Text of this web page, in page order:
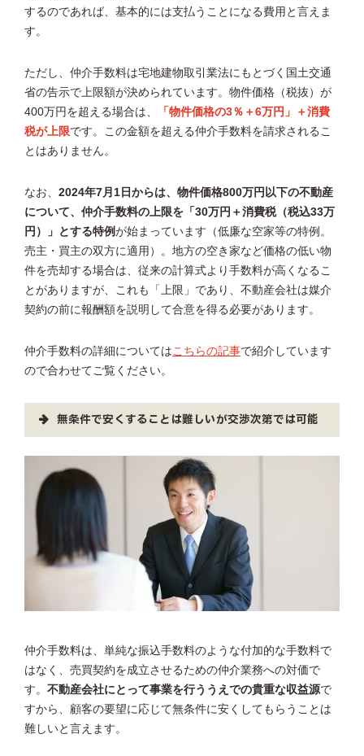
するのであれば、基本的には支払うことになる費用と言えま
す。
ただし、仲介手数料は宅地建物取引業法にもとづく国土交通
省の告示で上限額が決められています。物件価格（税抜）が
400万円を超える場合は、
「物件価格の3％＋6万円」＋消費
税が上限です。この金額を超える仲介手数料を請求されるこ
とはありません。
なお、 2024年7月1日からは、物件価格800万円以下の不動産
について、仲介手数料の上限を「30万円＋消費税（税込33万
円）」とする特例が始まっています（低廉な空家等の特例。
売主・買主の双方に適用）。地方の空き家など価格の低い物
件を売却する場合は、従来の計算式より手数料が高くなるこ
とがありますが、これも「上限」であり、不動産会社は媒介
契約の前に報酬額を説明して合意を得る必要があります。
仲介手数料の詳細についてはこちらの記事で紹介しています
ので合わせてご覧ください。
無条件で安くすることは難しいが交渉次第では可能
仲介手数料は、単純な振込手数料のような付加的な手数料で
はなく、売買契約を成立させるための仲介業務への対価で
す。 不動産会社にとって事業を行ううえでの貴重な収益源で
すから、顧客の要望に応じて無条件に安くしてもらうことは
難しいと言えます。